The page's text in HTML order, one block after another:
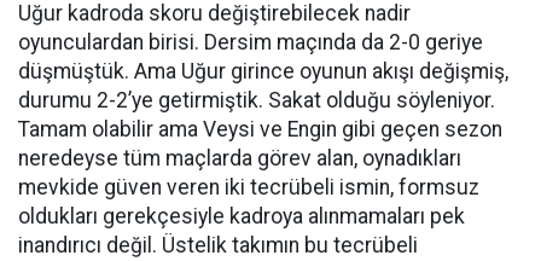
Uğur kadroda skoru değiştirebilecek nadir
oyunculardan birisi. Dersim maçında da 2-0 geriye
düşmüştük. Ama Uğur girince oyunun akışı değişmiş,
durumu 2-2’ye getirmiştik. Sakat olduğu söyleniyor.
Tamam olabilir ama Veysi ve Engin gibi geçen sezon
neredeyse tüm maçlarda görev alan, oynadıkları
mevkide güven veren iki tecrübeli ismin, formsuz
oldukları gerekçesiyle kadroya alınmamaları pek
inandırıcı değil. Üstelik takımın bu tecrübeli